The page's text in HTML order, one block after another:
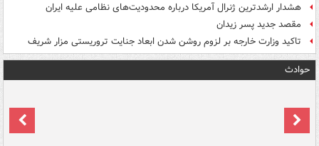
هشدار ارشدترین ژنرال آمریکا درباره محدودیت‌های نظامی علیه ایران
مقصد جدید پسر زیدان
تاکید وزارت خارجه بر لزوم روشن شدن ابعاد جنایت تروریستی مزار شریف
حوادث